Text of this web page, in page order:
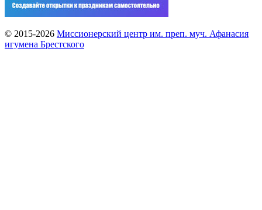
© 2015-2026 Миссионерский центр им. преп. муч. Афанасия
игумена Брестского